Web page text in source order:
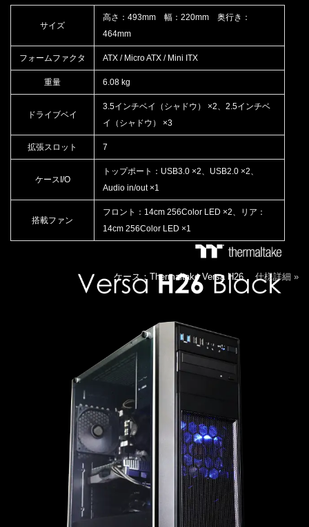
サイズ
高さ：493mm 幅：220mm 奥行き：
464mm
フォームファクタ ATX / Micro ATX / Mini ITX
重量 6.08 kg
ドライブベイ
3.5インチベイ（シャドウ） ×2、2.5インチベ
イ（シャドウ） ×3
拡張スロット 7
ケースI/O
トップポート：USB3.0 ×2、USB2.0 ×2、
Audio in/out ×1
搭載ファン
フロント：14cm 256Color LED ×2、リア：
14cm 256Color LED ×1
ケース：Thermaltake Versa H26 仕様詳細 »